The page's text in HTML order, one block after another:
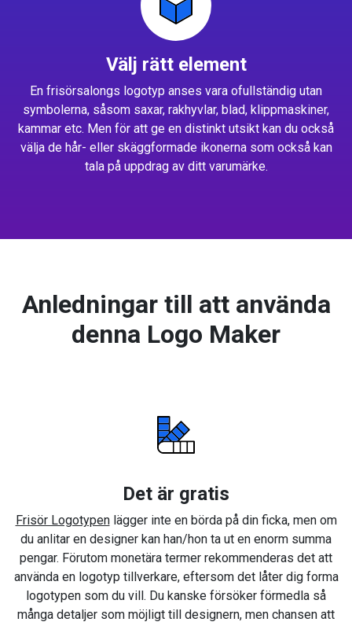
Välj rätt element
En frisörsalongs logotyp anses vara ofullständig utan
symbolerna, såsom saxar, rakhyvlar, blad, klippmaskiner,
kammar etc. Men för att ge en distinkt utsikt kan du också
välja de hår- eller skäggformade ikonerna som också kan
tala på uppdrag av ditt varumärke.
Anledningar till att använda
denna Logo Maker
Det är gratis
Frisör Logotypenlägger inte en börda på din ficka, men om
du anlitar en designer kan han/hon ta ut en enorm summa
pengar. Förutom monetära termer rekommenderas det att
använda en logotyp tillverkare, eftersom det låter dig forma
logotypen som du vill. Du kanske försöker förmedla så
många detaljer som möjligt till designern, men chansen att